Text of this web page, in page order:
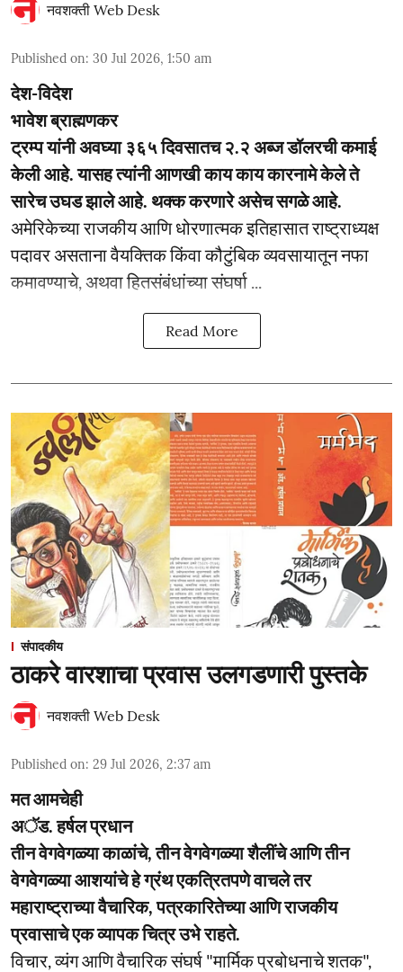
नवशक्ती Web Desk
Published on: 30 Jul 2026, 1:50 am
देश-विदेश
भावेश ब्राह्मणकर
ट्रम्प यांनी अवघ्या ३६५ दिवसातच २.२ अब्ज डॉलरची कमाई
केली आहे. यासह त्यांनी आणखी काय काय कारनामे केले ते
सारेच उघड झाले आहे. थक्क करणारे असेच सगळे आहे.
अमेरिकेच्या राजकीय आणि धोरणात्मक इतिहासात राष्ट्राध्यक्ष
पदावर असताना वैयक्तिक किंवा कौटुंबिक व्यवसायातून नफा
कमावण्याचे, अथवा हितसंबंधांच्या संघर्षा ...
Read More
संपादकीय
ठाकरे वारशाचा प्रवास उलगडणारी पुस्तके
नवशक्ती Web Desk
Published on: 29 Jul 2026, 2:37 am
मत आमचेही
अॅड. हर्षल प्रधान
तीन वेगवेगळ्या काळांचे, तीन वेगवेगळ्या शैलींचे आणि तीन
वेगवेगळ्या आशयांचे हे ग्रंथ एकत्रितपणे वाचले तर
महाराष्ट्राच्या वैचारिक, पत्रकारितेच्या आणि राजकीय
प्रवासाचे एक व्यापक चित्र उभे राहते.
विचार, व्यंग आणि वैचारिक संघर्ष "मार्मिक प्रबोधनाचे शतक",